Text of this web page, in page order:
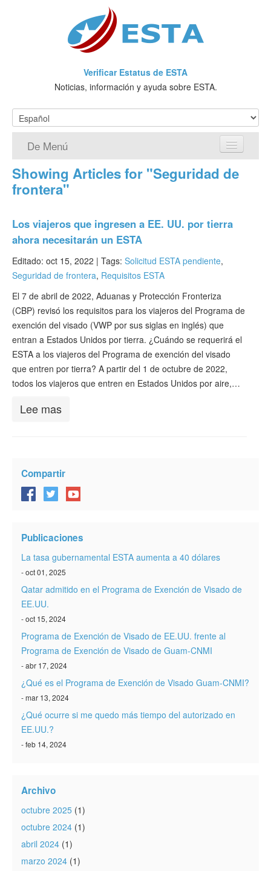
Verificar Estatus de ESTA
Noticias, información y ayuda sobre ESTA.
De Menú
Página de inicio
¿Qué es ESTA?
Verificar ESTA
ESTA Información
Contacto
Showing Articles for "Seguridad de
frontera"
Los viajeros que ingresen a EE. UU. por tierra
ahora necesitarán un ESTA
Editado: oct 15, 2022 | Tags: Solicitud ESTA pendiente,
Seguridad de frontera, Requisitos ESTA
El 7 de abril de 2022, Aduanas y Protección Fronteriza
(CBP) revisó los requisitos para los viajeros del Programa de
exención del visado (VWP por sus siglas en inglés) que
entran a Estados Unidos por tierra. ¿Cuándo se requerirá el
ESTA a los viajeros del Programa de exención del visado
que entren por tierra? A partir del 1 de octubre de 2022,
todos los viajeros que entren en Estados Unidos por aire,…
Lee mas
Compartir
Publicaciones
La tasa gubernamental ESTA aumenta a 40 dólares
- oct 01, 2025
Qatar admitido en el Programa de Exención de Visado de
EE.UU.
- oct 15, 2024
Programa de Exención de Visado de EE.UU. frente al
Programa de Exención de Visado de Guam-CNMI
- abr 17, 2024
¿Qué es el Programa de Exención de Visado Guam-CNMI?
- mar 13, 2024
¿Qué ocurre si me quedo más tiempo del autorizado en
EE.UU.?
- feb 14, 2024
Archivo
octubre 2025 (1)
octubre 2024 (1)
abril 2024 (1)
marzo 2024 (1)